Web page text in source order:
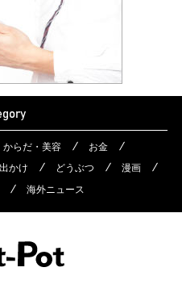
からだ・美容
お金
かけ どうぶつ
漫画
海外ニュース